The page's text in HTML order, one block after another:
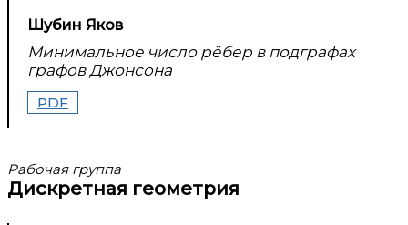
Шубин Яков
Минимальное число рёбер в подграфах
графов Джонсона
PDF
Рабочая группа
Дискретная геометрия